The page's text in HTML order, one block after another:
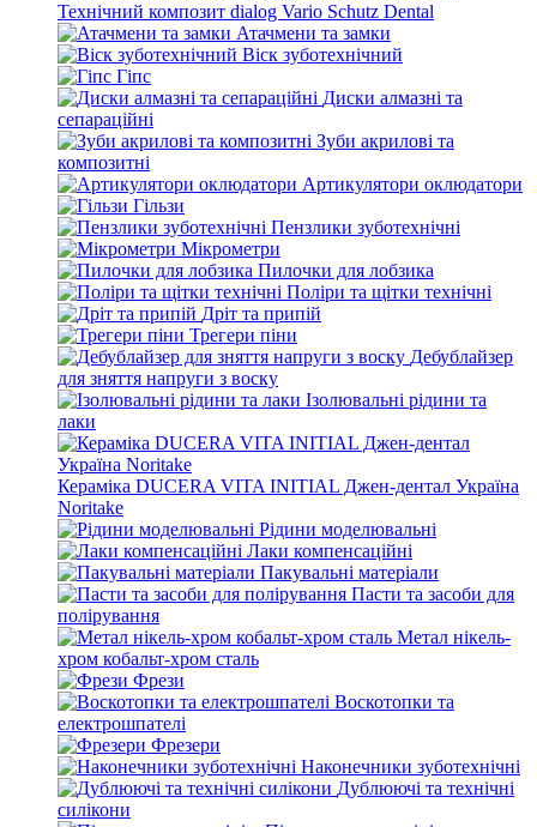
Технічний композит dialog Vario Schutz Dental
Атачмени та замки
Віск зуботехнічний
Гіпс
Диски алмазні та
сепараційні
Зуби акрилові та
композитні
Артикулятори оклюдатори
Гільзи
Пензлики зуботехнічні
Мікрометри
Пилочки для лобзика
Поліри та щітки технічні
Дріт та припій
Трегери піни
Дебублайзер
для зняття напруги з воску
Ізолювальні рідини та
лаки
Кераміка DUCERA VITA INITIAL Джен-дентал Україна
Noritake
Рідини моделювальні
Лаки компенсаційні
Пакувальні матеріали
Пасти та засоби для
полірування
Метал нікель-
хром кобальт-хром сталь
Фрези
Воскотопки та
електрошпателі
Фрезери
Наконечники зуботехнічні
Дублюючі та технічні
силікони